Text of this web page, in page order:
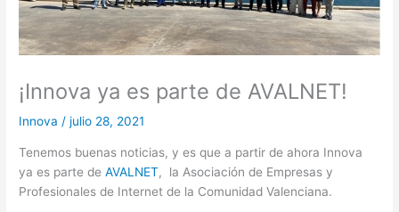
¡Innova ya es parte de AVALNET!
Innova /julio 28, 2021
Tenemos buenas noticias, y es que a partir de ahora Innova
ya es parte deAVALNET, la Asociación de Empresas y
Profesionales de Internet de la Comunidad Valenciana.